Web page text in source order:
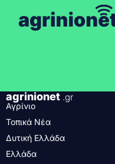
agrinionet .gr
Αγρίνιο
Τοπικά Νέα
Δυτική Ελλάδα
Ελλάδα